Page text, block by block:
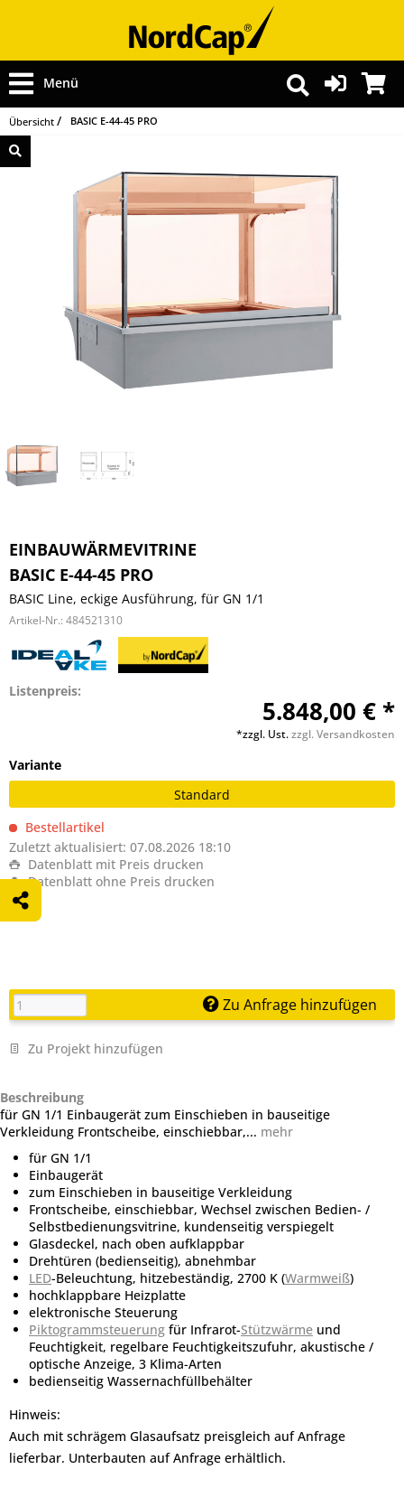
Menü
Übersicht BASIC E-44-45 PRO
EINBAUWÄRMEVITRINE
BASIC E-44-45 PRO
BASIC Line, eckige Ausführung, für GN 1/1
Artikel-Nr.: 484521310
Listenpreis:
5.848,00 € *
*zzgl. Ust.zzgl. Versandkosten
Variante
Standard
Bestellartikel
Zuletzt aktualisiert: 07.08.2026 18:10
Datenblatt mit Preis drucken
Datenblatt ohne Preis drucken
Zu Anfrage hinzufügen
Zu Projekt hinzufügen
Beschreibung
für GN 1/1 Einbaugerät zum Einschieben in bauseitige
Verkleidung Frontscheibe, einschiebbar,... mehr
für GN 1/1
Einbaugerät
zum Einschieben in bauseitige Verkleidung
Frontscheibe, einschiebbar, Wechsel zwischen Bedien- /
Selbstbedienungsvitrine, kundenseitig verspiegelt
Glasdeckel, nach oben aufklappbar
Drehtüren (bedienseitig), abnehmbar
LED-Beleuchtung, hitzebeständig, 2700 K (Warmweiß)
hochklappbare Heizplatte
elektronische Steuerung
Piktogrammsteuerung für Infrarot-Stützwärme und
Feuchtigkeit, regelbare Feuchtigkeitszufuhr, akustische /
optische Anzeige, 3 Klima-Arten
bedienseitig Wassernachfüllbehälter
Hinweis:
Auch mit schrägem Glasaufsatz preisgleich auf Anfrage
lieferbar. Unterbauten auf Anfrage erhältlich.